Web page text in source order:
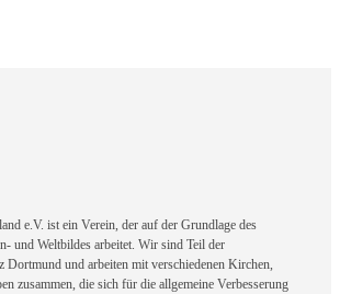
e.V. ist ein Verein, der auf der Grundlage des
und Weltbildes arbeitet. Wir sind Teil der
Dortmund und arbeiten mit verschiedenen Kirchen,
zusammen, die sich für die allgemeine Verbesserung